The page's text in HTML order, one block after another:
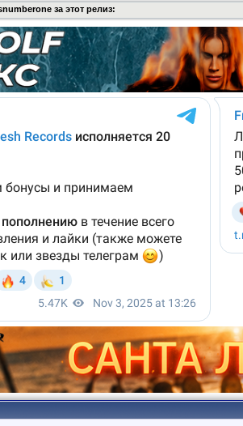
за этот релиз: